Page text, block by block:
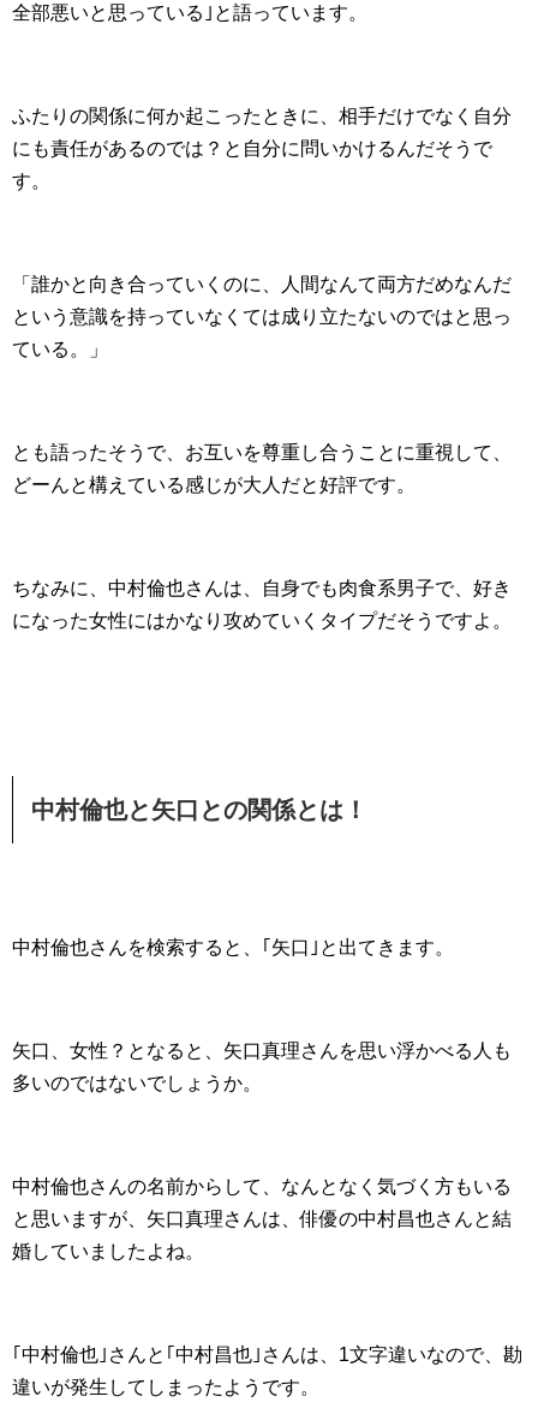
全部悪いと思っている｣と語っています。
ふたりの関係に何か起こったときに、相手だけでなく自分
にも責任があるのでは？と自分に問いかけるんだそうで
す。
「誰かと向き合っていくのに、人間なんて両方だめなんだ
という意識を持っていなくては成り立たないのではと思っ
ている。」
とも語ったそうで、お互いを尊重し合うことに重視して、
どーんと構えている感じが大人だと好評です。
ちなみに、中村倫也さんは、自身でも肉食系男子で、好き
になった女性にはかなり攻めていくタイプだそうですよ。
中村倫也と矢口との関係とは！
中村倫也さんを検索すると、｢矢口｣と出てきます。
矢口、女性？となると、矢口真理さんを思い浮かべる人も
多いのではないでしょうか。
中村倫也さんの名前からして、なんとなく気づく方もいる
と思いますが、矢口真理さんは、俳優の中村昌也さんと結
婚していましたよね。
｢中村倫也｣さんと｢中村昌也｣さんは、1文字違いなので、勘
違いが発生してしまったようです。